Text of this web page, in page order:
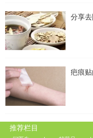
分享
疤痕
推荐栏目